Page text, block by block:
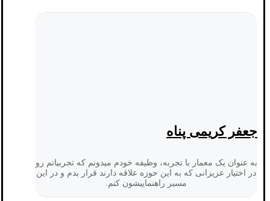
جعفر کریمی پناه
به عنوان یک معمار با تجربه، وظیفه خودم میدونم که تجربیاتم رو
در اختیار عزیزانی که به این حوزه علاقه دارند قرار بدم و در این
مسیر راهنماییشون کنم.